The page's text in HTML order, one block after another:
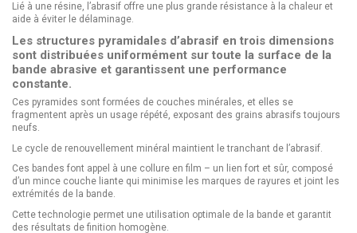
Lié à une résine, l’abrasif offre une plus grande résistance à la chaleur et
aide à éviter le délaminage.
Les structures pyramidales d’abrasif en trois dimensions
sont distribuées uniformément sur toute la surface de la
bande abrasive et garantissent une performance
constante.
Ces pyramides sont formées de couches minérales, et elles se
fragmentent après un usage répété, exposant des grains abrasifs toujours
neufs.
Le cycle de renouvellement minéral maintient le tranchant de l’abrasif.
Ces bandes font appel à une collure en film – un lien fort et sûr, composé
d’un mince couche liante qui minimise les marques de rayures et joint les
extrémités de la bande.
Cette technologie permet une utilisation optimale de la bande et garantit
des résultats de finition homogène.